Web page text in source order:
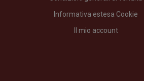
Informativa estesa Cookie
Il mio account